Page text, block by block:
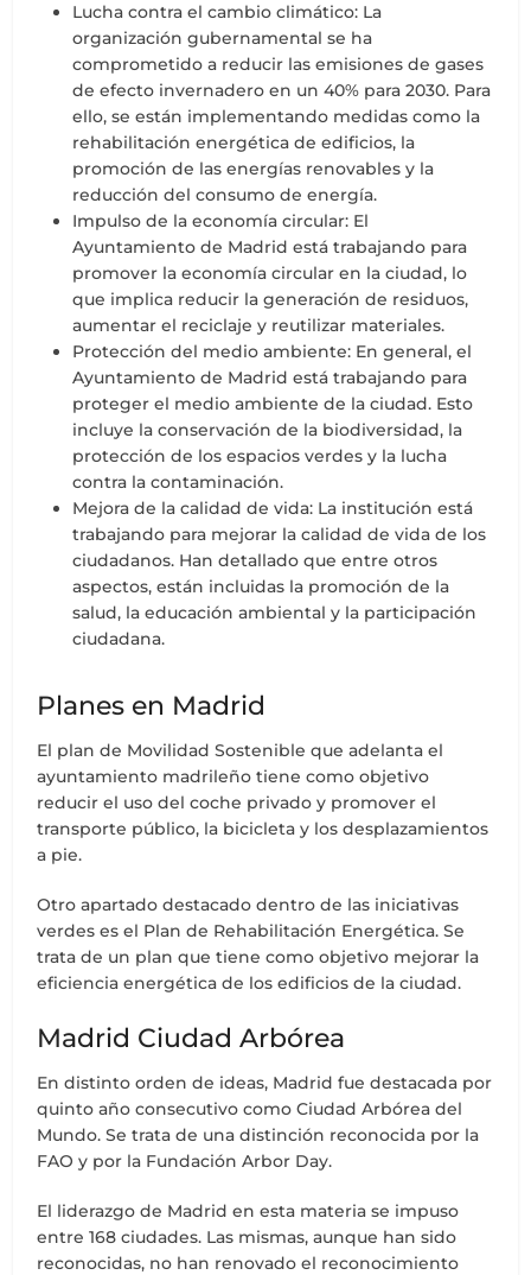
Lucha contra el cambio climático: La
organización gubernamental se ha
comprometido a reducir las emisiones de gases
de efecto invernadero en un 40% para 2030. Para
ello, se están implementando medidas como la
rehabilitación energética de edificios, la
promoción de las energías renovables y la
reducción del consumo de energía.
Impulso de la economía circular: El
Ayuntamiento de Madrid está trabajando para
promover la economía circular en la ciudad, lo
que implica reducir la generación de residuos,
aumentar el reciclaje y reutilizar materiales.
Protección del medio ambiente: En general, el
Ayuntamiento de Madrid está trabajando para
proteger el medio ambiente de la ciudad. Esto
incluye la conservación de la biodiversidad, la
protección de los espacios verdes y la lucha
contra la contaminación.
Mejora de la calidad de vida: La institución está
trabajando para mejorar la calidad de vida de los
ciudadanos. Han detallado que entre otros
aspectos, están incluidas la promoción de la
salud, la educación ambiental y la participación
ciudadana.
Planes en Madrid
El plan de Movilidad Sostenible que adelanta el
ayuntamiento madrileño tiene como objetivo
reducir el uso del coche privado y promover el
transporte público, la bicicleta y los desplazamientos
a pie.
Otro apartado destacado dentro de las iniciativas
verdes es el Plan de Rehabilitación Energética. Se
trata de un plan que tiene como objetivo mejorar la
eficiencia energética de los edificios de la ciudad.
Madrid Ciudad Arbórea
En distinto orden de ideas, Madrid fue destacada por
quinto año consecutivo como Ciudad Arbórea del
Mundo. Se trata de una distinción reconocida por la
FAO y por la Fundación Arbor Day.
El liderazgo de Madrid en esta materia se impuso
entre 168 ciudades. Las mismas, aunque han sido
reconocidas, no han renovado el reconocimiento